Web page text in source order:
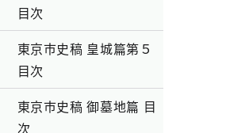
目次
東京市史稿 皇城篇第５
目次
東京市史稿 御墓地篇 目
次